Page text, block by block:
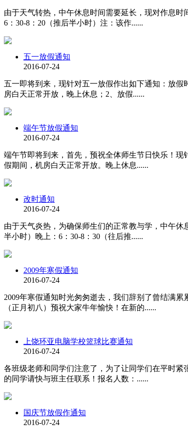
由于天气转热，中午休息时间需要延长，现对作息时
6：30-8：20（推后半小时）注：该作......
五一放假通知
2016-07-24
五一即将到来，现针对五一放假作出如下通知：放
房白天正常开放，晚上休息；2、放假......
端午节放假通知
2016-07-24
端午节即将到来，首先，预祝全体师生节日快乐！现
假期间，机房白天正常开放。晚上休息......
改时通知
2016-07-24
由于天气炎热，为确保师生们的正常教与学，中午休
半小时）晚上：6：30-8：30（往后推......
2009年寒假通知
2016-07-24
2009年寒假通知时光匆匆逝去，我们辞别了曾结满累
（正月初八）预祝大家牛年愉快！在新的......
上饶环亚电脑学校篮球比赛通知
2016-07-24
各班级老师和同学们注意了，为了让同学们在平时
的同学请快与班主任联系！报名人数：......
国庆节放假作通知
2016-07-24